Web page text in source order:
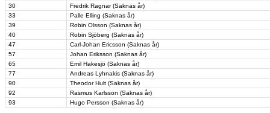
30
Fredrik Ragnar (Saknas år)
33
Palle Elling (Saknas år)
39
Robin Olsson (Saknas år)
40
Robin Sjöberg (Saknas år)
47
Carl-Johan Ericsson (Saknas år)
57
Johan Eriksson (Saknas år)
65
Emil Hakesjö (Saknas år)
77
Andreas Lyhnakis (Saknas år)
90
Theodor Hult (Saknas år)
92
Rasmus Karlsson (Saknas år)
93
Hugo Persson (Saknas år)